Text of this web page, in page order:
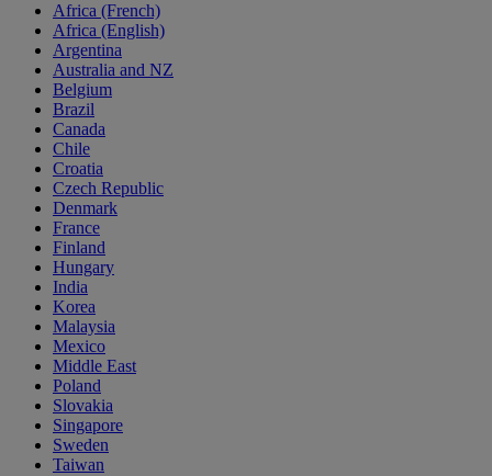
Africa (French)
Africa (English)
Argentina
Australia and NZ
Belgium
Brazil
Canada
Chile
Croatia
Czech Republic
Denmark
France
Finland
Hungary
India
Korea
Malaysia
Mexico
Middle East
Poland
Slovakia
Singapore
Sweden
Taiwan